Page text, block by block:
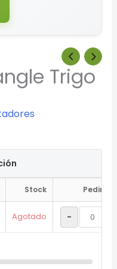
Trigo
Stock Pedir
Agotado -